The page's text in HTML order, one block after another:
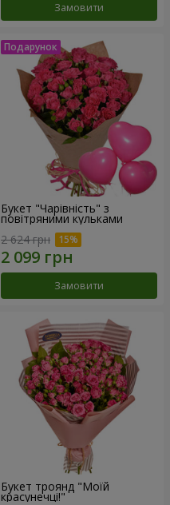
Замовити
Букет "Чарівність" з
повітряними кульками
2 624 грн
Замовити
Букет троянд "Моїй
красунечці!"